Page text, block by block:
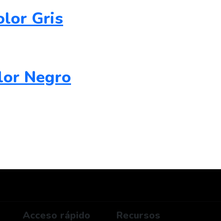
Gris
Negro
Acceso rápido Recursos